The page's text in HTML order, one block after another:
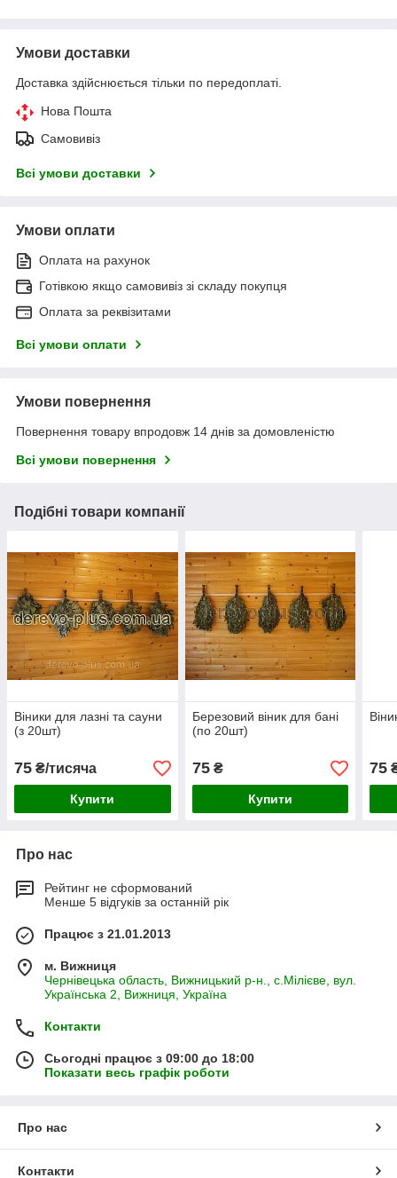
Умови доставки
Доставка здійснюється тільки по передоплаті.
Нова Пошта
Самовивіз
Всі умови доставки
Умови оплати
Оплата на рахунок
Готівкою якщо самовивіз зі складу покупця
Оплата за реквізитами
Всі умови оплати
Умови повернення
Повернення товару впродовж 14 днів за домовленістю
Всі умови повернення
Подібні товари компанії
Віники для лазні та сауни
(з 20шт)
75 ₴/тисяча
Купити
Березовий віник для бані
(по 20шт)
75₴
Купити
75
Про нас
Рейтинг не сформований
Менше 5 відгуків за останній рік
Працює з 21.01.2013
м. Вижниця
Чернівецька область, Вижницький р-н., с.Мілієве, вул.
Українська 2, Вижниця, Україна
Контакти
Сьогодні працює з 09:00 до 18:00
Показати весь графік роботи
Про нас
Контакти